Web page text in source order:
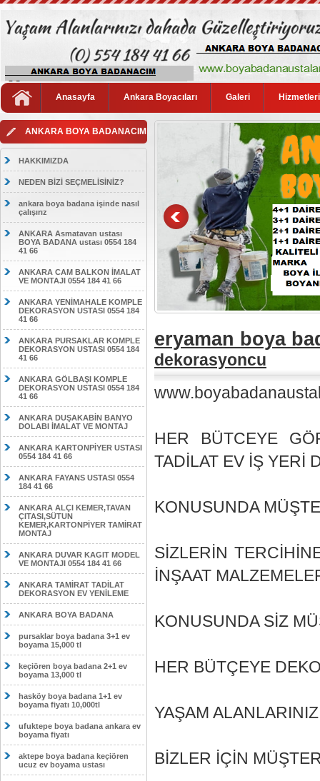
Anasayfa Ankara Boyacıları Galeri
ANKARA BOYA BADANACIM
HAKKIMIZDA
NEDEN BİZİ SEÇMELİSİNİZ?
ankara boya badana işinde nasıl
çalışırız
ANKARA Asmatavan ustası
BOYA BADANA ustası 0554 184
41 66
ANKARA CAM BALKON İMALAT
VE MONTAJI 0554 184 41 66
ANKARA YENİMAHALE KOMPLE
DEKORASYON USTASI 0554 184
41 66
ANKARA PURSAKLAR KOMPLE
DEKORASYON USTASI 0554 184
41 66
ANKARA GÖLBAŞI KOMPLE
DEKORASYON USTASI 0554 184
41 66
ANKARA DUŞAKABİN BANYO
DOLABI İMALAT VE MONTAJ
ANKARA KARTONPİYER USTASI
0554 184 41 66
ANKARA FAYANS USTASI 0554
184 41 66
ANKARA ALÇI KEMER,TAVAN
ÇITASI,SÜTUN
KEMER,KARTONPİYER TAMİRAT
MONTAJ
ANKARA DUVAR KAGIT MODEL
VE MONTAJI 0554 184 41 66
ANKARA TAMİRAT TADİLAT
DEKORASYON EV YENİLEME
ANKARA BOYA BADANA
pursaklar boya badana 3+1 ev
boyama 15,000 tl
keçiören boya badana 2+1 ev
boyama 13,000 tl
hasköy boya badana 1+1 ev
boyama fiyatı 10,000tl
ufuktepe boya badana ankara ev
boyama fiyatı
aktepe boya badana keçiören
ucuz ev boyama ustası
eryaman boya
dekorasyoncu
HER BÜTCEYE
TADİLAT EV İŞ YERİ
KONUSUNDA
SİZLERİN
İNŞAAT
KONUSUNDA SİZ
HER BÜTÇEYE
YAŞAM
BİZLER İÇİN